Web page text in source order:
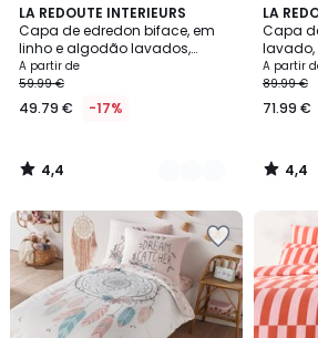
LA REDOUTE INTERIEURS
Capa de edredon biface, em
linho e algodão lavados,
Annaba
A partir de
59.99 €
49.79 € -17%
4,4
/ 5
8
Cores
4,4
/
LA
Capa
lavado,
A partir
89.99 €
71.99 €
4,4
/ 5
3
Cores
4,4
/